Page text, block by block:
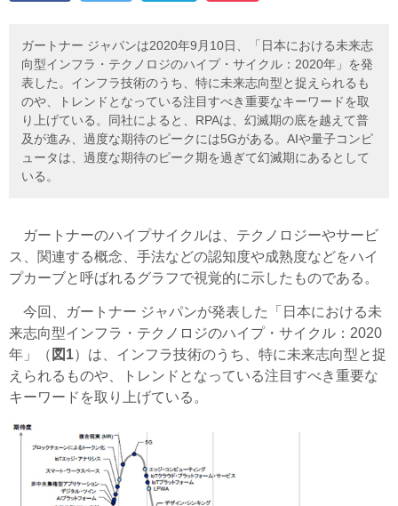
ガートナー ジャパンは2020年9月10日、「日本における未来志
向型インフラ・テクノロジのハイプ・サイクル：2020年」を発
表した。インフラ技術のうち、特に未来志向型と捉えられるも
のや、トレンドとなっている注目すべき重要なキーワードを取
り上げている。同社によると、RPAは、幻滅期の底を越えて普
及が進み、過度な期待のピークには5Gがある。AIや量子コンピ
ュータは、過度な期待のピーク期を過ぎて幻滅期にあるとして
いる。
ガートナーのハイプサイクルは、テクノロジーやサービ
ス、関連する概念、手法などの認知度や成熟度などをハイ
プカーブと呼ばれるグラフで視覚的に示したものである。
今回、ガートナー ジャパンが発表した「日本における未
来志向型インフラ・テクノロジのハイプ・サイクル：2020
年」（ 図1）は、インフラ技術のうち、特に未来志向型と捉
えられるものや、トレンドとなっている注目すべき重要な
キーワードを取り上げている。